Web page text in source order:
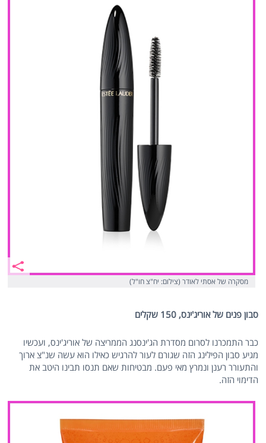
מסקרה של אסתי לאודר (צילום: יח"צ חו"ל)
סבון פנים של אוריג'ינס, 150 שקלים
כבר התמכרנו לסרום מסדרת הג'ינסנג הממריצה של אוריג'ינס, ועכשיו
מגיע סבון הפילינג הזה שגורם לעור להרגיש כאילו הוא עשה שנ"צ ארוך
והתעורר רענן ונמרץ מאי פעם. מבטיחות שאם תנסו תבינו היטב את
הדימוי הזה.